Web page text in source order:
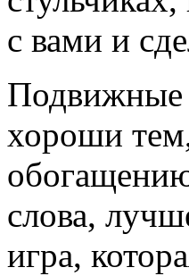
с вами и
Подвижные
хороши
слова,
игра,